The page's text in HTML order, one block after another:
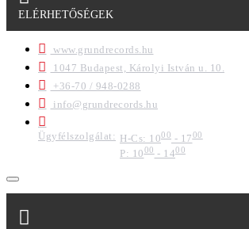
ELÉRHETŐSÉGEK
www.grundrecords.hu
1047 Budapest, Károlyi István u. 10.
+36-70 / 948-0288
info@grundrecords.hu
Ügyfélszolgálat: H-Cs: 1000 - 1700
P: 1000- 1400